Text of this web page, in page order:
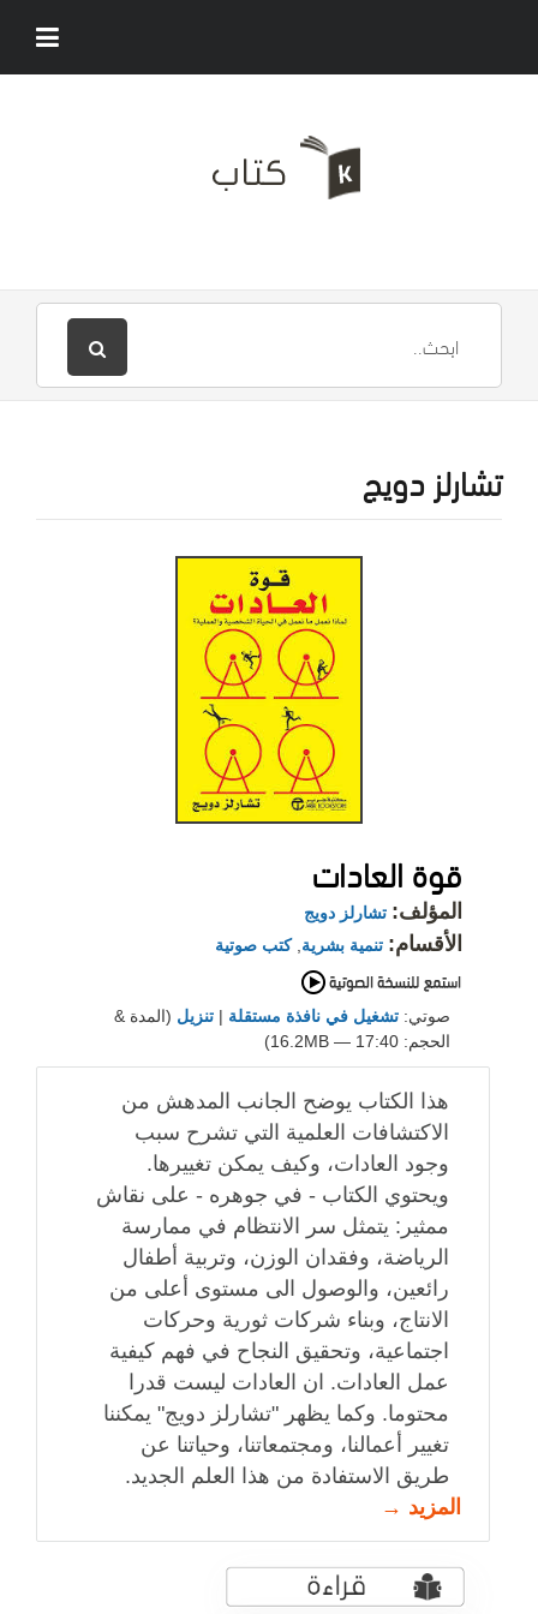
تشارلز دويج
قوة العادات
المؤلف: تشارلز دويج
الأقسام: تنمية بشرية,كتب صوتية
صوتي: تشغيل في نافذة مستقلة | تنزيل (المدة &
الحجم: 17:40 — 16.2MB)
هذا الكتاب يوضح الجانب المدهش من
الاكتشافات العلمية التي تشرح سبب
وجود العادات، وكيف يمكن تغييرها.
ويحتوي الكتاب - في جوهره - على نقاش
ممثير: يتمثل سر الانتظام في ممارسة
الرياضة، وفقدان الوزن، وتربية أطفال
رائعين، والوصول الى مستوى أعلى من
الانتاج، وبناء شركات ثورية وحركات
اجتماعية، وتحقيق النجاح في فهم كيفية
عمل العادات. ان العادات ليست قدرا
محتوما. وكما يظهر "تشارلز دويج" يمكننا
تغيير أعمالنا، ومجتمعاتنا، وحياتنا عن
طريق الاستفادة من هذا العلم الجديد.
المزيد →